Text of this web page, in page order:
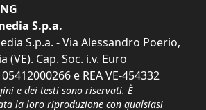
S.p.a.
S.p.a. - Via Alessandro Poerio,
(VE). Cap. Soc. i.v. Euro
e REA VE-454332
e dei testi sono riservati. È
la loro riproduzione con qualsiasi